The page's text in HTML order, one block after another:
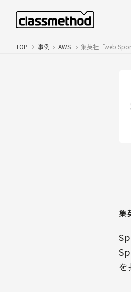
TOP 事例 AWS 集英社「web
集
を